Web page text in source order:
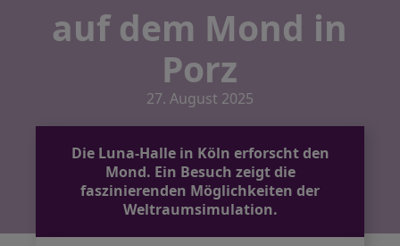
auf dem Mond in
Porz
27. August 2025
Die Luna-Halle in Köln erforscht den
Mond. Ein Besuch zeigt die
faszinierenden Möglichkeiten der
Weltraumsimulation.